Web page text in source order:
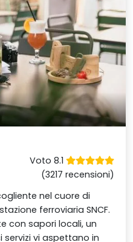
Voto 8.1
(3217 recensioni)
nel cuore di
ferroviaria SNCF.
con sapori locali, un
vi aspettano in